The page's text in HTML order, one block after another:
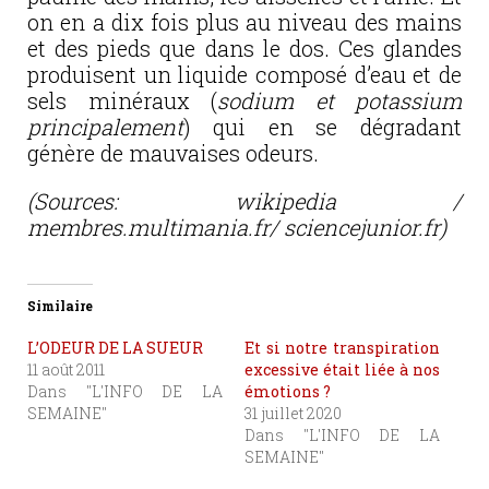
on en a dix fois plus au niveau des mains
et des pieds que dans le dos. Ces glandes
produisent un liquide composé d’eau et de
sels minéraux (sodium et potassium
principalement) qui en se dégradant
génère de mauvaises odeurs.
(Sources: wikipedia /
membres.multimania.fr/ sciencejunior.fr)
Similaire
L’ODEUR DE LA SUEUR
11 août 2011
Dans "L'INFO DE LA
SEMAINE"
Et si notre transpiration
excessive était liée à nos
émotions ?
31 juillet 2020
Dans "L'INFO DE LA
SEMAINE"